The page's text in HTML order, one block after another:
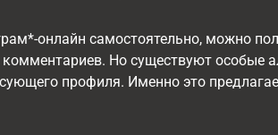
онлайн самостоятельно, можно
комментариев. Но существуют особые
профиля. Именно это